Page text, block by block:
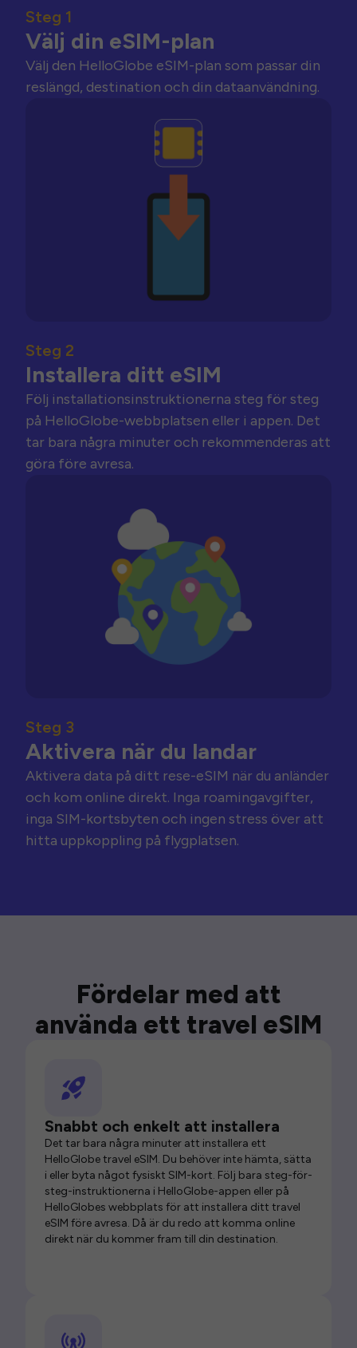
Steg 1
Välj din eSIM-plan
Välj den HelloGlobe eSIM-plan som passar din
reslängd, destination och din dataanvändning.
Steg 2
Installera ditt eSIM
Följ installationsinstruktionerna steg för steg
på HelloGlobe-webbplatsen eller i appen. Det
tar bara några minuter och rekommenderas att
göra före avresa.
Steg 3
Aktivera när du landar
Aktivera data på ditt rese-eSIM när du anländer
och kom online direkt. Inga roamingavgifter,
inga SIM-kortsbyten och ingen stress över att
hitta uppkoppling på flygplatsen.
Fördelar med att
använda ett travel eSIM
Snabbt och enkelt att installera
Det tar bara några minuter att installera ett
HelloGlobe travel eSIM. Du behöver inte hämta, sätta
i eller byta något fysiskt SIM-kort. Följ bara steg-för-
steg-instruktionerna i HelloGlobe-appen eller på
HelloGlobes webbplats för att installera ditt travel
eSIM före avresa. Då är du redo att komma online
direkt när du kommer fram till din destination.